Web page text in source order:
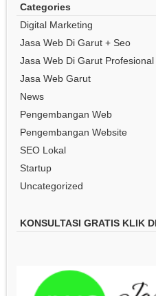
Categories
Digital Marketing
Jasa Web Di Garut + Seo
Jasa Web Di Garut Profesional
Jasa Web Garut
News
Pengembangan Web
Pengembangan Website
SEO Lokal
Startup
Uncategorized
KONSULTASI GRATIS KLIK